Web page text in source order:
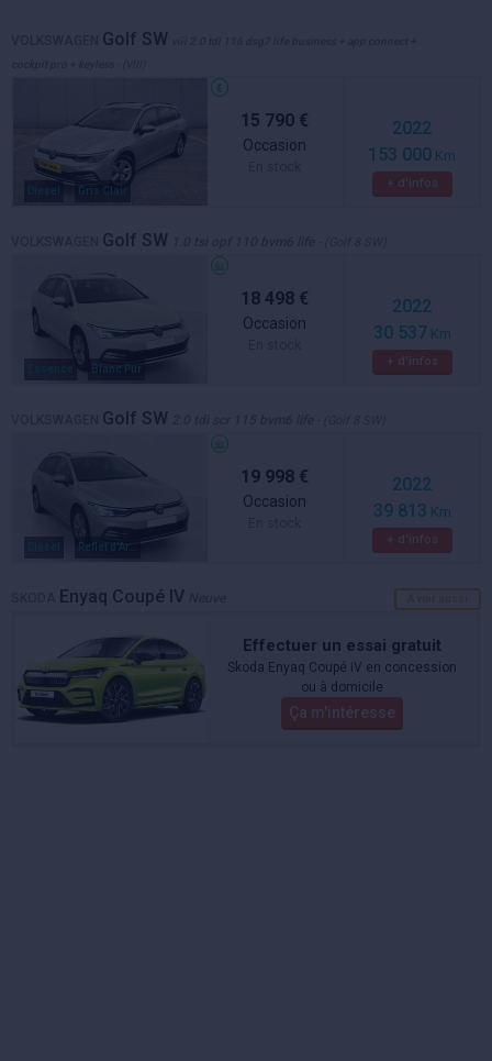
Golf SW
Diesel Gris Clair
15 790 €
Occasion
2022
153 000 Km
+ d'infos
Golf SW
Essence Blanc Pur
18 498 €
Occasion
2022
30 537 Km
+ d'infos
Golf SW
19 998 €
Occasion
2022
39 813 Km
+ d'infos
Enyaq Coupé IV A voir aussi
Effectuer un essai gratuit
Skoda Enyaq Coupé iV en concession
ou à domicile
Ça m'intéresse